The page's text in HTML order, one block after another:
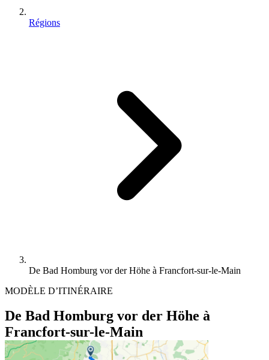
Régions
De Bad Homburg vor der Höhe à Francfort-sur-le-Main
MODÈLE D’ITINÉRAIRE
De Bad Homburg vor der Höhe à
Francfort-sur-le-Main